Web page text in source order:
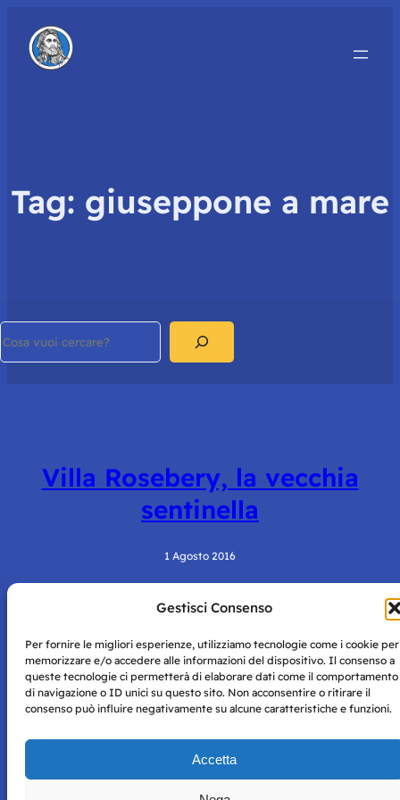
Gestisci Consenso
Per fornire le migliori esperienze, utilizziamo tecnologie come i cookie per
memorizzare e/o accedere alle informazioni del dispositivo. Il consenso a
queste tecnologie ci permetterà di elaborare dati come il comportamento
di navigazione o ID unici su questo sito. Non acconsentire o ritirare il
consenso può influire negativamente su alcune caratteristiche e funzioni.
Accetta
Tag: giuseppone a mare
Villa Rosebery, la vecchia
sentinella
1 Agosto 2016
Napoli con autorizzazione numero 38 del 25/9/2019.
Tutte le immagini e i contenuti su questo sito sono forniti